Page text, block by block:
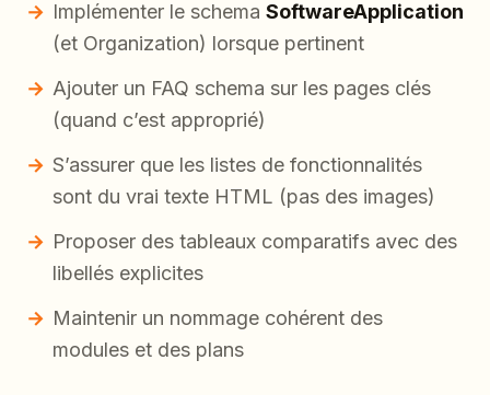
Implémenter le schema SoftwareApplication
(et Organization) lorsque pertinent
Ajouter un FAQ schema sur les pages clés
(quand c’est approprié)
S’assurer que les listes de fonctionnalités
sont du vrai texte HTML (pas des images)
Proposer des tableaux comparatifs avec des
libellés explicites
Maintenir un nommage cohérent des
modules et des plans